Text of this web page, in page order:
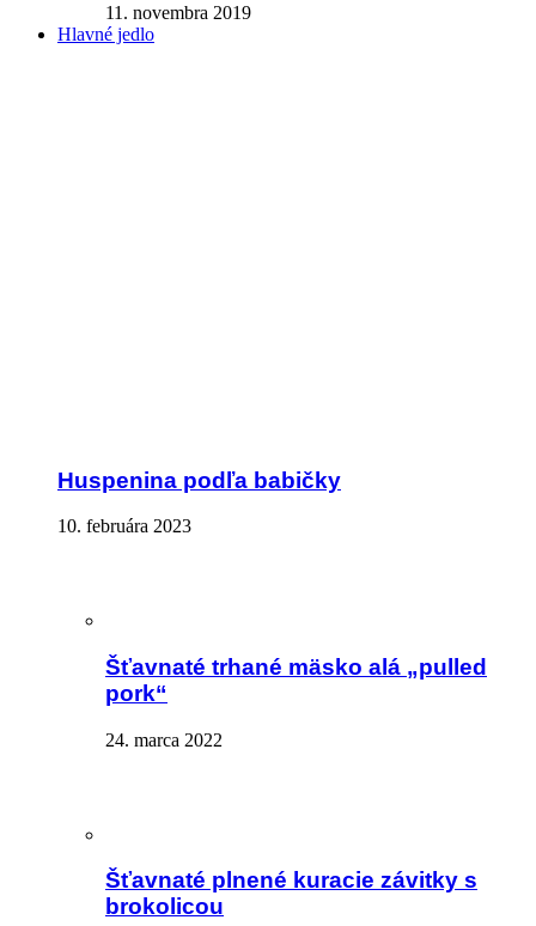
11. novembra 2019
Hlavné jedlo
Huspenina podľa babičky
10. februára 2023
Šťavnaté trhané mäsko alá „pulled
pork“
24. marca 2022
Šťavnaté plnené kuracie závitky s
brokolicou